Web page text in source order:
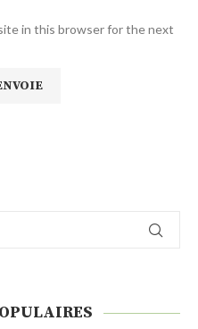
in this browser for the next